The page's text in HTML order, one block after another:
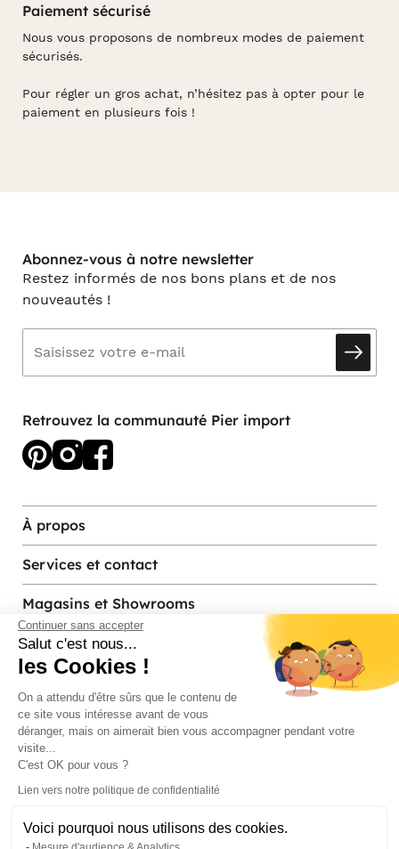
Continuer sans accepter
Salut c'est nous...
les Cookies !
On a attendu d'être sûrs que le contenu de
ce site vous intéresse avant de vous
déranger, mais on aimerait bien vous accompagner pendant votre
visite...
C'est OK pour vous ?
Lien vers notre politique de confidentialité
Voici pourquoi nous utilisons des cookies.
Paiement sécurisé
Nous vous proposons de nombreux modes de paiement
sécurisés.
Pour régler un gros achat, n’hésitez pas à opter pour le
paiement en plusieurs fois !
Abonnez-vous à notre newsletter
Restez informés de nos bons plans et de nos
nouveautés !
Retrouvez la communauté Pier import
À propos
Services et contact
Magasins et Showrooms
Modes de paiement acceptés
© Pier Import